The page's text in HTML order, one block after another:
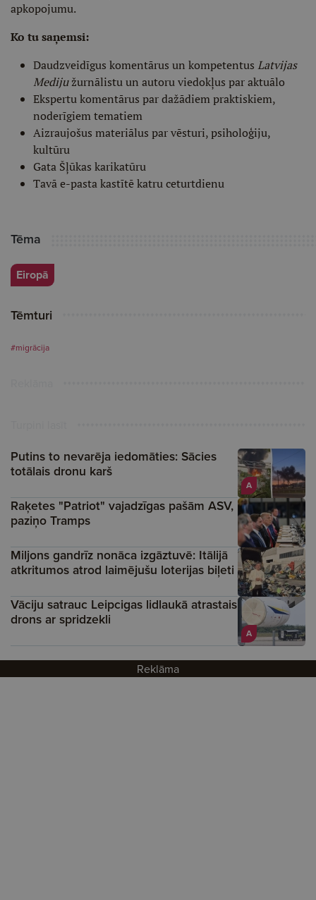
apkopojumu.
Ko tu saņemsi:
Daudzveidīgus komentārus un kompetentus Latvijas
Medijužurnālistu un autoru viedokļus par aktuālo
Ekspertu komentārus par dažādiem praktiskiem,
noderīgiem tematiem
Aizraujošus materiālus par vēsturi, psiholoģiju,
kultūru
Gata Šļūkas karikatūru
Tavā e-pasta kastītē katru ceturtdienu
Tēma
Eiropā
Tēmturi
#migrācija
A
Putins to nevarēja iedomāties: Sācies
totālais dronu karš
Raķetes "Patriot" vajadzīgas pašām ASV,
paziņo Tramps
Miljons gandrīz nonāca izgāztuvē: Itālijā
atkritumos atrod laimējušu loterijas biļeti
A
Vāciju satrauc Leipcigas lidlaukā atrastais
drons ar spridzekli
Reklāma